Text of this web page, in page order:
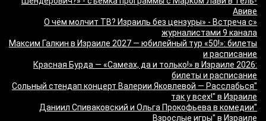
Авиве
«О чём молчит ТВ? Израиль без цензуры» - Встреча с
журналистами 9 канала
Максим Галкин в Израиле 2027 — юбилейный тур «50!»: билеты
и расписание
Красная Бурда — «Самеах, да и только!» в Израиле 2026:
билеты и расписание
"Сольный стендап концерт Валерии Яковлевой — Расслабься
так у всех!" в Израиле
"Даниил Спиваковский и Ольга Прокофьева в комедии
Взрослые игры" в Израиле